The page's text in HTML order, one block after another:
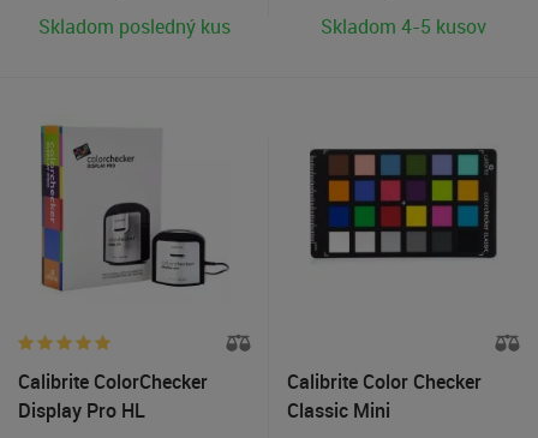
Skladom posledný kus Skladom 4-5 kusov
Calibrite ColorChecker
Display Pro HL
Calibrite Color Checker
Classic Mini